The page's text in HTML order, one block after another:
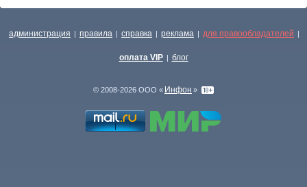
администрация | правила | справка | реклама | для правообладателей |
оплата VIP | блог
© 2008-2026 ООО « Инфон »